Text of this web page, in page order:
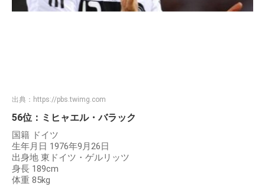
出典： https://pbs.twimg.com
56位：ミヒャエル・バラック
国籍 ドイツ
生年月日 1976年9月26日
出身地 東ドイツ・ゲルリッツ
身長 189cm
体重 85kg